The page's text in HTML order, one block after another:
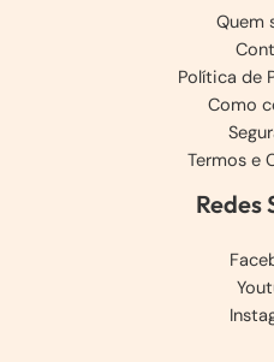
Quem
Política de
Como
Termos e
Redes